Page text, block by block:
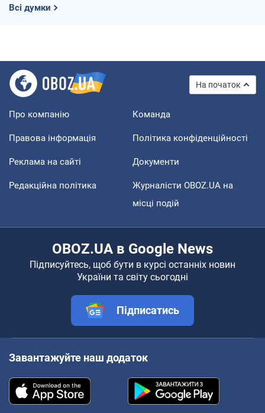
Всі думки
На початок
Про компанію Команда
Правова інформація Політика конфіденційності
Реклама на сайті Документи
Редакційна політика
Журналісти OBOZ.UA на
місці подій
OBOZ.UA в Google News
Підписуйтесь, щоб бути в курсі останніх новин
України та світу сьогодні
Підписатись
Завантажуйте наш додаток